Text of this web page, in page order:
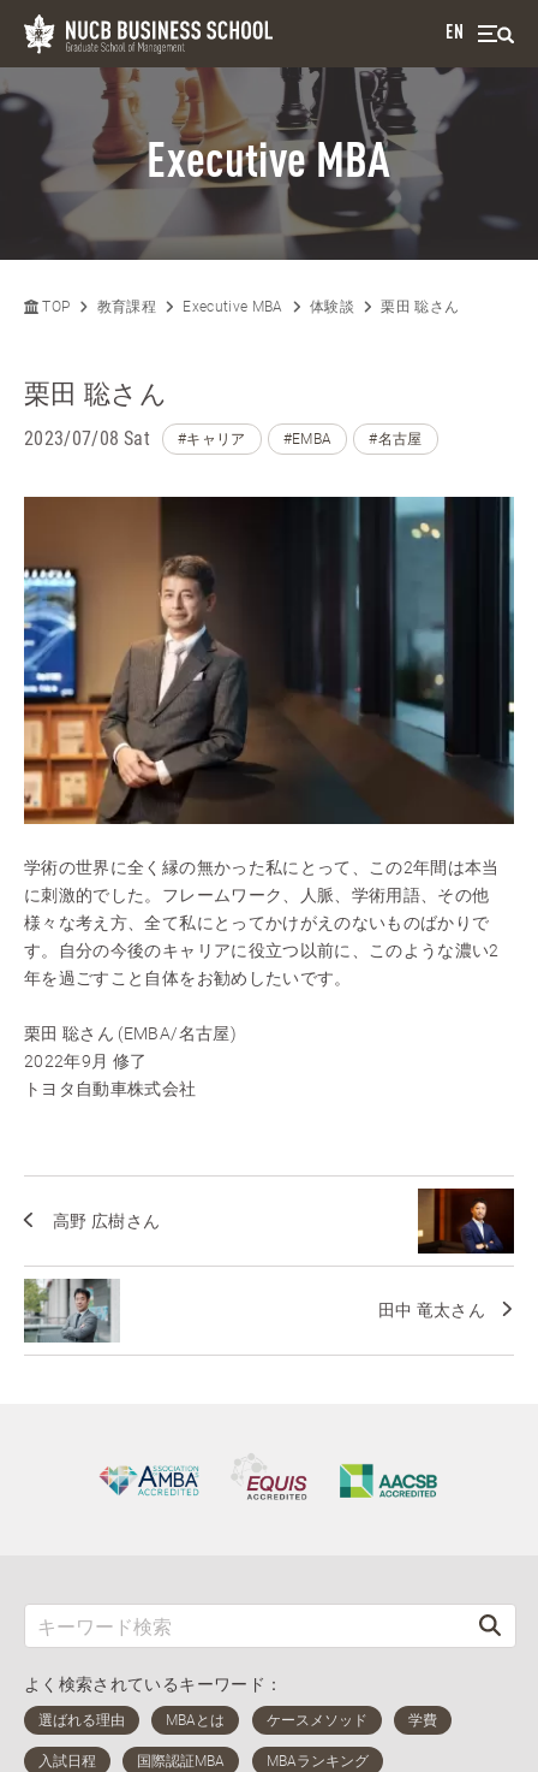
EN
Executive MBA
TOP 教育課程 Executive MBA 体験談 栗田 聡さん
栗田 聡さん
2023/07/08 Sat #キャリア #EMBA #名古屋
学術の世界に全く縁の無かった私にとって、この2年間は本当
に刺激的でした。フレームワーク、人脈、学術用語、その他
様々な考え方、全て私にとってかけがえのないものばかりで
す。自分の今後のキャリアに役立つ以前に、このような濃い2
年を過ごすこと自体をお勧めしたいです。
栗田 聡さん (EMBA/名古屋)
2022年9月 修了
トヨタ自動車株式会社
高野 広樹さん
田中 竜太さん
よく検索されているキーワード：